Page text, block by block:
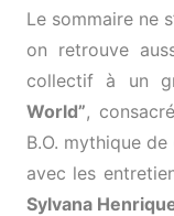
Le sommaire ne
on retrouve
collectif à un
World”,
B.O. mythique de
avec les
Sylvana